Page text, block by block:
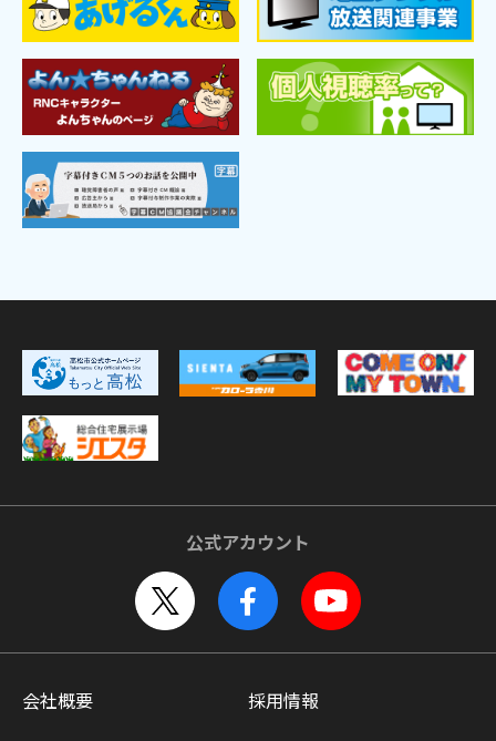
公式アカウント
会社概要
採用情報